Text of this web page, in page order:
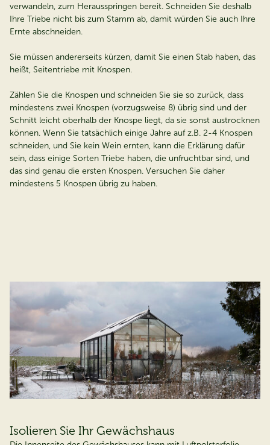
verwandeln, zum Herausspringen bereit. Schneiden Sie deshalb
Ihre Triebe nicht bis zum Stamm ab, damit würden Sie auch Ihre
Ernte abschneiden.
Sie müssen andererseits kürzen, damit Sie einen Stab haben, das
heißt, Seitentriebe mit Knospen.
Zählen Sie die Knospen und schneiden Sie sie so zurück, dass
mindestens zwei Knospen (vorzugsweise 8) übrig sind und der
Schnitt leicht oberhalb der Knospe liegt, da sie sonst austrocknen
können. Wenn Sie tatsächlich einige Jahre auf z.B. 2-4 Knospen
schneiden, und Sie kein Wein ernten, kann die Erklärung dafür
sein, dass einige Sorten Triebe haben, die unfruchtbar sind, und
das sind genau die ersten Knospen. Versuchen Sie daher
mindestens 5 Knospen übrig zu haben.
Isolieren Sie Ihr Gewächshaus